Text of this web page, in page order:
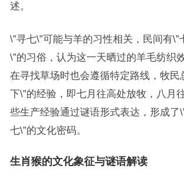
述。
\”寻七\”可能与羊的习性相关，民间有
\”的习俗，认为这一天晒过的羊毛纺织
在寻找草场时也会遵循特定路线，牧民
下\”的经验，即七月往高处放牧，八月
些生产经验通过谜语形式表达，形成了
七\”的文化密码。
生肖猴的文化象征与谜语解读